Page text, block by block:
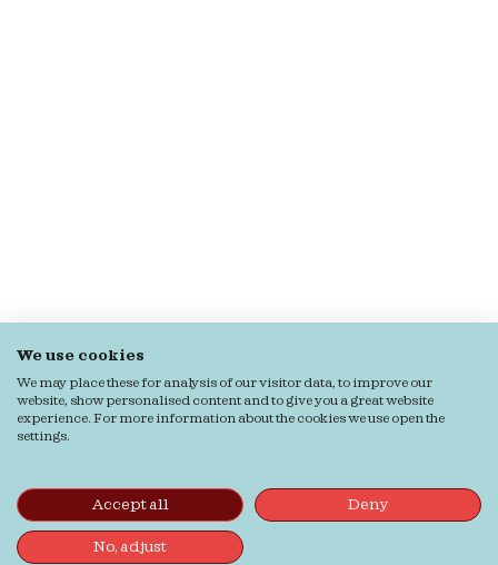
We use cookies
We may place these for analysis of our visitor data, to improve our
website, show personalised content and to give you a great website
experience. For more information about the cookies we use open the
settings.
Accept all Deny
No, adjust